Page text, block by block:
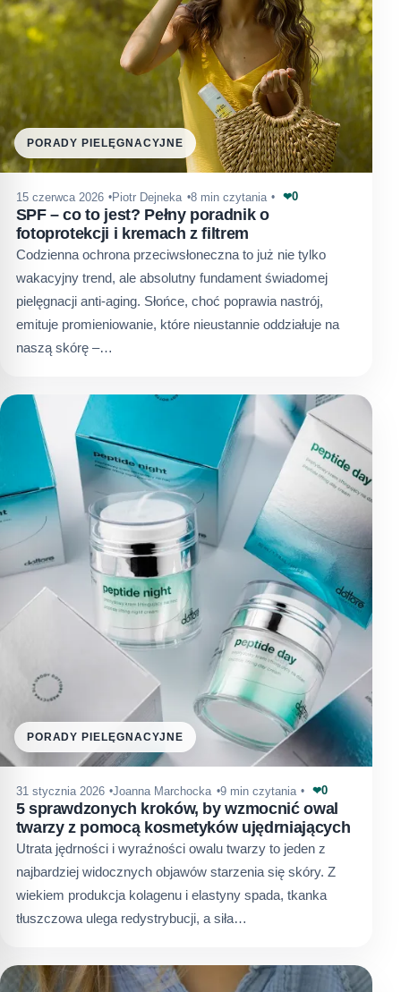
PORADY PIELĘGNACYJNE
15 czerwca 2026 Piotr Dejneka 8 min czytania ❤0
SPF – co to jest? Pełny poradnik o
fotoprotekcji i kremach z filtrem
Codzienna ochrona przeciwsłoneczna to już nie tylko
wakacyjny trend, ale absolutny fundament świadomej
pielęgnacji anti-aging. Słońce, choć poprawia nastrój,
emituje promieniowanie, które nieustannie oddziałuje na
naszą skórę –…
PORADY PIELĘGNACYJNE
31 stycznia 2026 Joanna Marchocka 9 min czytania ❤0
5 sprawdzonych kroków, by wzmocnić owal
twarzy z pomocą kosmetyków ujędrniających
Utrata jędrności i wyraźności owalu twarzy to jeden z
najbardziej widocznych objawów starzenia się skóry. Z
wiekiem produkcja kolagenu i elastyny spada, tkanka
tłuszczowa ulega redystrybucji, a siła…